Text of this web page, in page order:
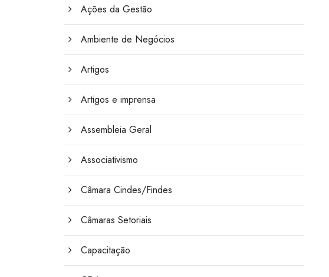
Ações da Gestão
Ambiente de Negócios
Artigos
Artigos e imprensa
Assembleia Geral
Associativismo
Câmara Cindes/Findes
Câmaras Setoriais
Capacitação